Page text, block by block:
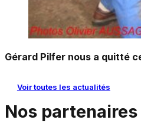
Gérard Pilfer nous a quitté
Voir toutes les actualités
Nos partenaires